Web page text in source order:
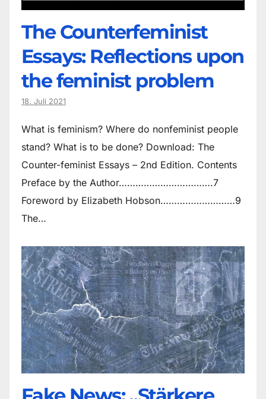
The Counter­feminist
Essays: Reflections upon
the feminist problem
18. Juli 2021
What is feminism? Where do non­feminist people
stand? What is to be done? Download: The
Counter-feminist Essays – 2nd Edition. Contents
Preface by the Author…………………………….7
Foreword by Elizabeth Hobson………………………9
The…